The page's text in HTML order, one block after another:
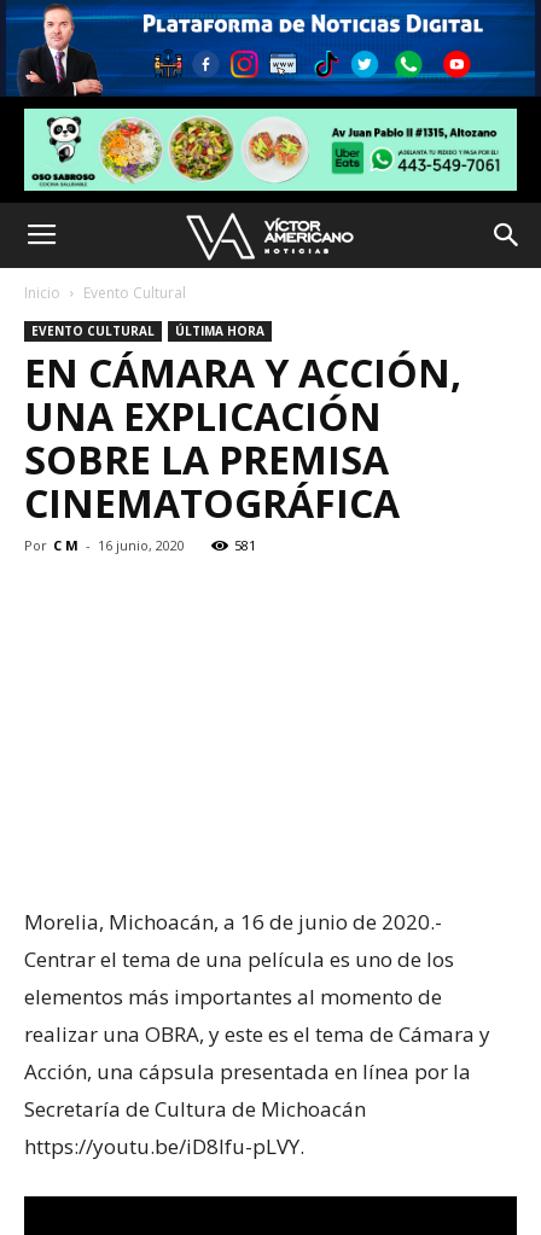
Inicio Evento Cultural
EVENTO CULTURAL ÚLTIMA HORA
EN CÁMARA Y ACCIÓN,
UNA EXPLICACIÓN
SOBRE LA PREMISA
CINEMATOGRÁFICA
Por C M - 16 junio, 2020 581
Morelia, Michoacán, a 16 de junio de 2020.-
Centrar el tema de una película es uno de los
elementos más importantes al momento de
realizar una OBRA, y este es el tema de Cámara y
Acción, una cápsula presentada en línea por la
Secretaría de Cultura de Michoacán
https://youtu.be/iD8lfu-pLVY.